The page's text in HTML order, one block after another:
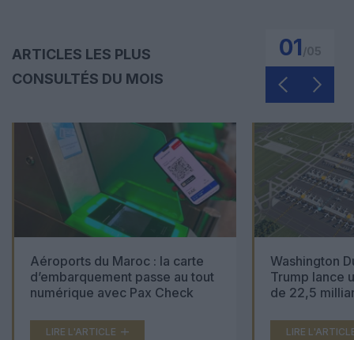
ARTICLES LES PLUS
CONSULTÉS DU MOIS
01
Aéroports du Maroc : la carte
d’embarquement passe au tout
numérique avec Pax Check
LIRE L'ARTICLE
Washington
Trump lance
de 22,5
LIRE